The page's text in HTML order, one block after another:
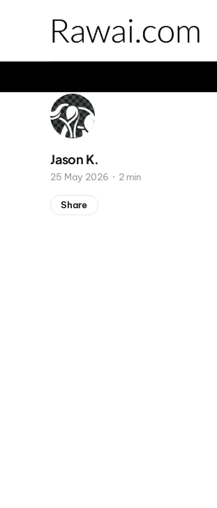
Jason K.
25 May 2026 2 min
Share